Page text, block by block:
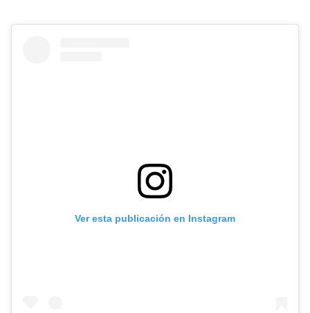
Ver esta publicación en Instagram